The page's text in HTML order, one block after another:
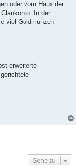
oder vom Haus der
In der
viel Goldmünzen
erweiterte
Gehe zu